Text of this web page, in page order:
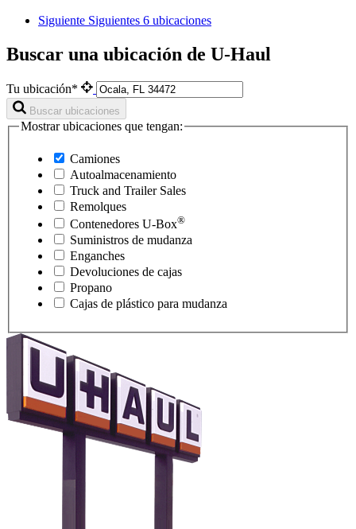
Siguiente Siguientes 6 ubicaciones
Buscar una ubicación de U-Haul
Tu ubicación*
Buscar ubicaciones
Mostrar ubicaciones que tengan:
Camiones
Autoalmacenamiento
Truck and Trailer Sales
Remolques
Contenedores U-Box®
Suministros de mudanza
Enganches
Devoluciones de cajas
Propano
Cajas de plástico para mudanza